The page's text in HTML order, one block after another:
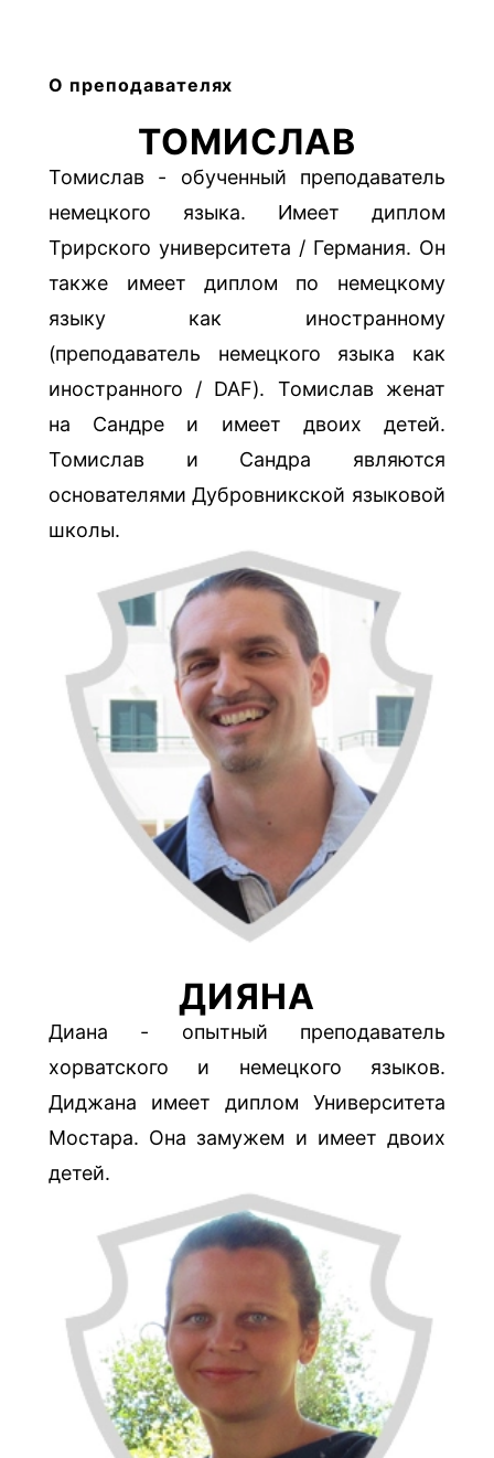
О преподавателях
ТОМИСЛАВ
Томислав - обученный преподаватель
немецкого языка. Имеет диплом
Трирского университета / Германия. Он
также имеет диплом по немецкому
языку как иностранному
(преподаватель немецкого языка как
иностранного / DAF). Томислав женат
на Сандре и имеет двоих детей.
Томислав и Сандра являются
основателями Дубровникской языковой
школы.
(Преподаватель
немецкого
испанского
языков)
ДИЯНА
Диана - опытный преподаватель
хорватского и немецкого языков.
Диджана имеет диплом Университета
Мостара. Она замужем и имеет двоих
детей.